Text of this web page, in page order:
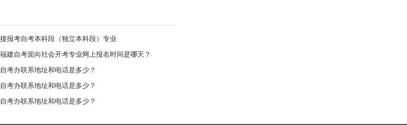
报考自考本科段（独立本科段）专业
建自考面向社会开考专业网上报名时间是哪天？
考办联系地址和电话是多少？
考办联系地址和电话是多少？
考办联系地址和电话是多少？